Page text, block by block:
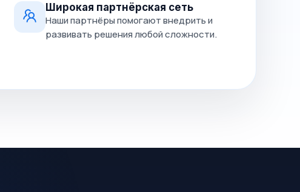
Широкая партнёрская сеть
Наши партнёры помогают внедрить и
развивать решения любой сложности.